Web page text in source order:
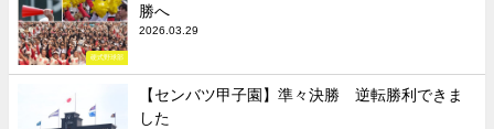
硬式野球部
勝へ
2026.03.29
【センバツ甲子園】準々決勝 逆転勝利できま
した